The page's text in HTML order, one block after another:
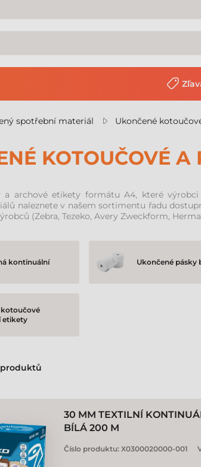
spotřební materiál Ukončené
KOTOUČOVÉ
a archové etikety formátu A4, které
naleznete v našem sortimentu řadu
(Zebra, Tezeko, Avery Zweckform,
kontinuální Ukončené pásky
etikety
produktů
30 MM TEXTILNÍ
BÍLÁ 200 M
Číslo produktu: X0300020000-001